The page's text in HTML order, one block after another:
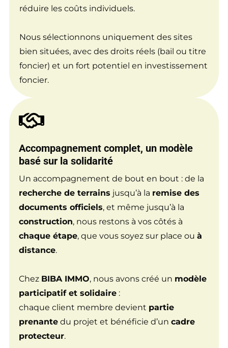
réduire les coûts individuels.
Nous sélectionnons uniquement des sites
bien situées, avec des droits réels (bail ou titre
foncier) et un fort potentiel en investissement
foncier.
Accompagnement complet, un modèle
basé sur la solidarité
Un accompagnement de bout en bout : de la
recherche de terrains jusqu’à la remise des
documents officiels, et même jusqu’à la
construction, nous restons à vos côtés à
chaque étape, que vous soyez sur place ou à
distance.
Chez BIBA IMMO, nous avons créé un modèle
participatif et solidaire:
chaque client membre devient partie
prenantedu projet et bénéficie d’un cadre
protecteur.